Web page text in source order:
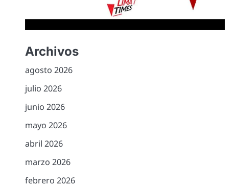
Archivos
agosto 2026
julio 2026
junio 2026
mayo 2026
abril 2026
marzo 2026
febrero 2026